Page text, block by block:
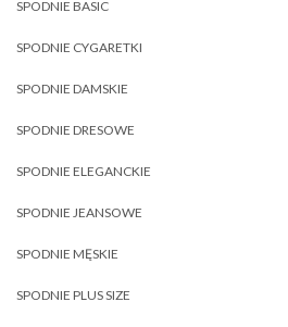
SPODNIE BASIC
SPODNIE CYGARETKI
SPODNIE DAMSKIE
SPODNIE DRESOWE
SPODNIE ELEGANCKIE
SPODNIE JEANSOWE
SPODNIE MĘSKIE
SPODNIE PLUS SIZE